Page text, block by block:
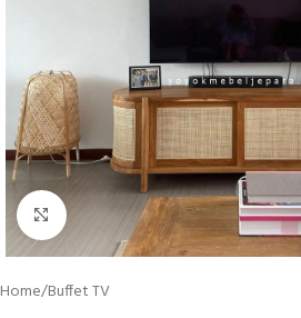
Click to enlarge
Home/Buffet TV